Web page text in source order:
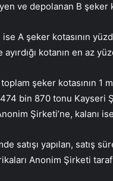
ve depolanan B şeker
ise A şeker kotasının
kotanın en az
şeker kotasının 1
bin 870 tonu Kayseri
Şirketi’ne, kalanı
satışı yapılan, satış
Anonim Şirketi